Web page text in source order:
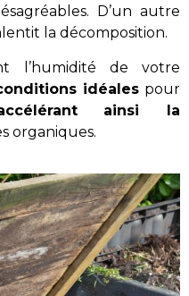
D’un autre
la décomposition.
l’humidité de votre
idéales pour
ainsi la
organiques.